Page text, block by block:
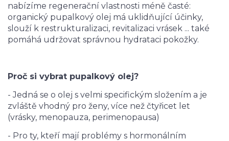
nabízíme regenerační vlastnosti méně časté:
organický pupalkový olej má uklidňující účinky,
slouží k restrukturalizaci, revitalizaci vrásek ... také
pomáhá udržovat správnou hydrataci pokožky.
Proč si vybrat pupalkový olej?
- Jedná se o olej s velmi specifickým složením a je
zvláště vhodný pro ženy, více než čtyřicet let
(vrásky, menopauza, perimenopausa)
- Pro ty, kteří mají problémy s hormonálním